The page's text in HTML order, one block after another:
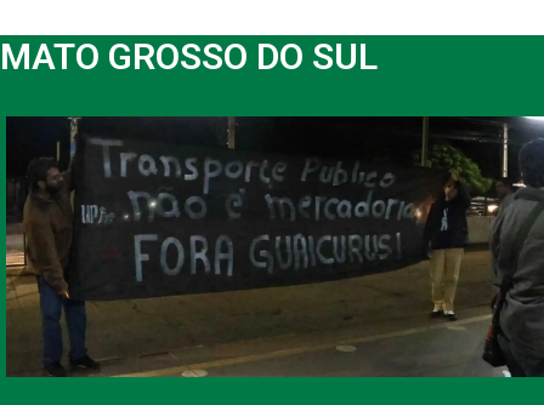
MATO GROSSO DO SUL